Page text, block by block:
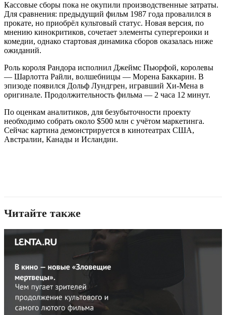
Кассовые сборы пока не окупили производственные затраты.
Для сравнения: предыдущий фильм 1987 года провалился в
прокате, но приобрёл культовый статус. Новая версия, по
мнению кинокритиков, сочетает элементы супергероики и
комедии, однако стартовая динамика сборов оказалась ниже
ожиданий.
Роль короля Рандора исполнил Джеймс Пьюрфой, королевы
— Шарлотта Райли, волшебницы — Морена Баккарин. В
эпизоде появился Дольф Лундгрен, игравший Хи-Мена в
оригинале. Продолжительность фильма — 2 часа 12 минут.
По оценкам аналитиков, для безубыточности проекту
необходимо собрать около $500 млн с учётом маркетинга.
Сейчас картина демонстрируется в кинотеатрах США,
Австралии, Канады и Исландии.
Читайте также